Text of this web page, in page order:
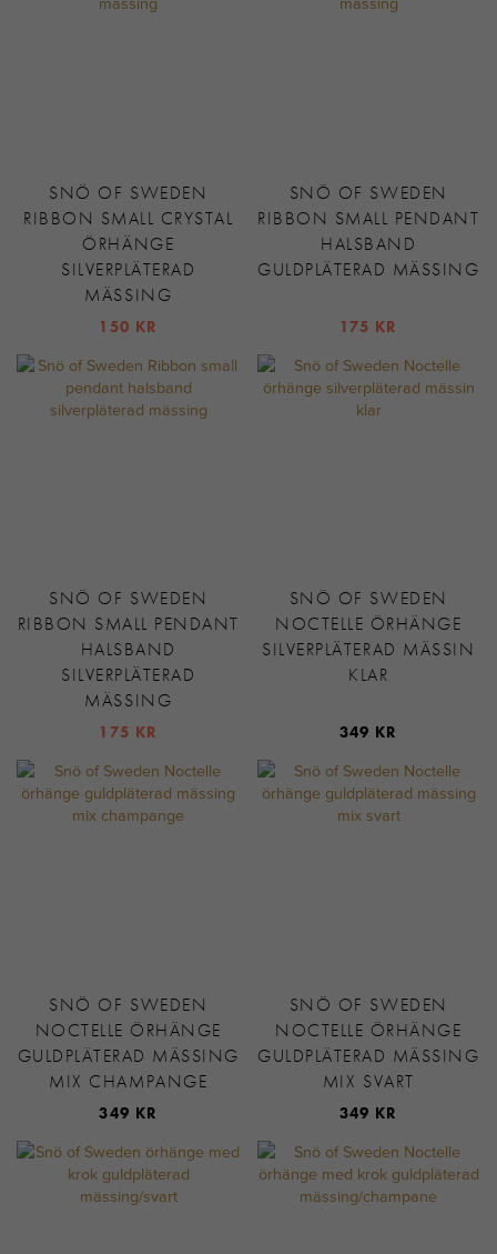
SNÖ OF SWEDEN
RIBBON SMALL CRYSTAL
ÖRHÄNGE
SILVERPLÄTERAD
MÄSSING
150 KR
SNÖ OF SWEDEN
RIBBON SMALL PENDANT
HALSBAND
GULDPLÄTERAD MÄSSING
175 KR
SNÖ OF SWEDEN
RIBBON SMALL PENDANT
HALSBAND
SILVERPLÄTERAD
MÄSSING
175 KR
SNÖ OF SWEDEN
NOCTELLE ÖRHÄNGE
SILVERPLÄTERAD MÄSSIN
KLAR
349 KR
SNÖ OF SWEDEN
NOCTELLE ÖRHÄNGE
GULDPLÄTERAD MÄSSING
MIX CHAMPANGE
349 KR
SNÖ OF SWEDEN
NOCTELLE ÖRHÄNGE
GULDPLÄTERAD MÄSSING
MIX SVART
349 KR